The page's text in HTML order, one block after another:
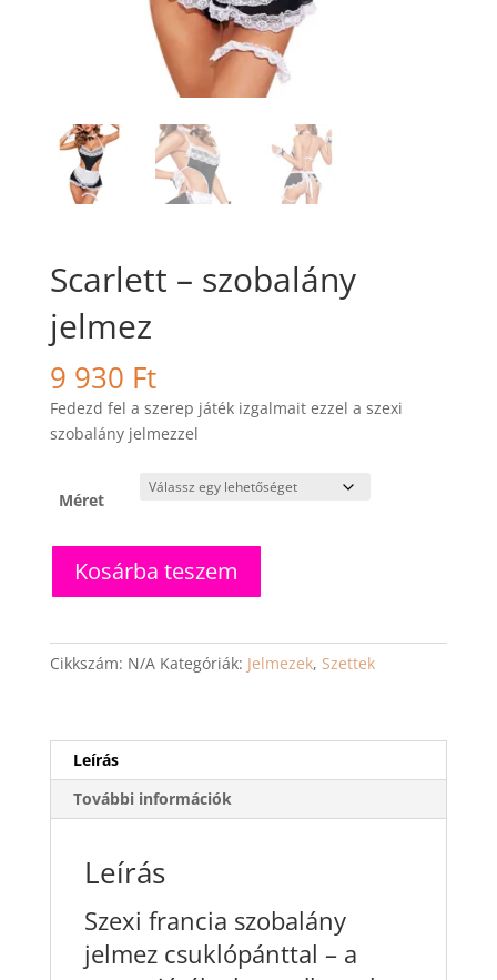
Scarlett – szobalány
jelmez
9 930 Ft
Fedezd fel a szerep játék izgalmait ezzel a szexi
szobalány jelmezzel
Méret
mennyiség
Kosárba teszem
Cikkszám: N/A Kategóriák: Jelmezek, Szettek
Leírás
További információk
Leírás
Szexi francia szobalány
jelmez csuklópánttal – a